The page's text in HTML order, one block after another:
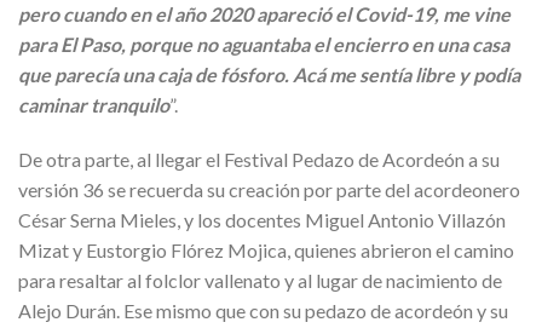
pero cuando en el año 2020 apareció el Covid-19, me vine
para El Paso, porque no aguantaba el encierro en una casa
que parecía una caja de fósforo. Acá me sentía libre y podía
caminar tranquilo”.
De otra parte, al llegar el Festival Pedazo de Acordeón a su
versión 36 se recuerda su creación por parte del acordeonero
César Serna Mieles, y los docentes Miguel Antonio Villazón
Mizat y Eustorgio Flórez Mojica, quienes abrieron el camino
para resaltar al folclor vallenato y al lugar de nacimiento de
Alejo Durán. Ese mismo que con su pedazo de acordeón y su